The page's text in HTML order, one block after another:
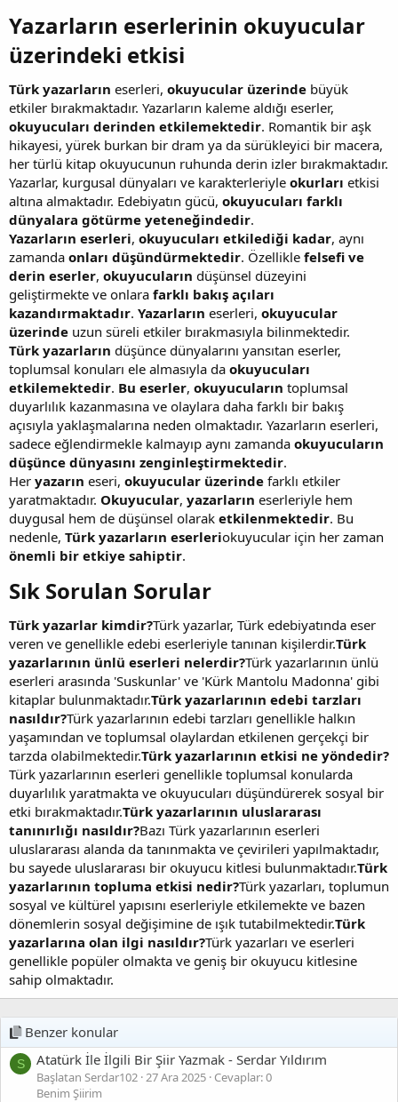
Yazarların eserlerinin okuyucular
üzerindeki etkisi​
Türk yazarların eserleri, okuyucular üzerinde büyük
etkiler bırakmaktadır. Yazarların kaleme aldığı eserler,
okuyucuları derinden etkilemektedir. Romantik bir aşk
hikayesi, yürek burkan bir dram ya da sürükleyici bir macera,
her türlü kitap okuyucunun ruhunda derin izler bırakmaktadır.
Yazarlar, kurgusal dünyaları ve karakterleriyle okurları etkisi
altına almaktadır. Edebiyatın gücü, okuyucuları farklı
dünyalara götürme yeteneğindedir.
Yazarların eserleri, okuyucuları etkilediği kadar, aynı
zamanda onları düşündürmektedir. Özellikle felsefi ve
derin eserler, okuyucuların düşünsel düzeyini
geliştirmekte ve onlara farklı bakış açıları
kazandırmaktadır. Yazarların eserleri, okuyucular
üzerinde uzun süreli etkiler bırakmasıyla bilinmektedir.
Türk yazarların düşünce dünyalarını yansıtan eserler,
toplumsal konuları ele almasıyla da okuyucuları
etkilemektedir. Bu eserler, okuyucuların toplumsal
duyarlılık kazanmasına ve olaylara daha farklı bir bakış
açısıyla yaklaşmalarına neden olmaktadır. Yazarların eserleri,
sadece eğlendirmekle kalmayıp aynı zamanda okuyucuların
düşünce dünyasını zenginleştirmektedir.
Her yazarın eseri, okuyucular üzerinde farklı etkiler
yaratmaktadır. Okuyucular, yazarların eserleriyle hem
duygusal hem de düşünsel olarak etkilenmektedir. Bu
nedenle, Türk yazarların eserleriokuyucular için her zaman
önemli bir etkiye sahiptir.
Sık Sorulan Sorular​
Türk yazarlar kimdir?Türk yazarlar, Türk edebiyatında eser
veren ve genellikle edebi eserleriyle tanınan kişilerdir.Türk
yazarlarının ünlü eserleri nelerdir?Türk yazarlarının ünlü
eserleri arasında 'Suskunlar' ve 'Kürk Mantolu Madonna' gibi
kitaplar bulunmaktadır.Türk yazarlarının edebi tarzları
nasıldır?Türk yazarlarının edebi tarzları genellikle halkın
yaşamından ve toplumsal olaylardan etkilenen gerçekçi bir
tarzda olabilmektedir.Türk yazarlarının etkisi ne yöndedir?
Türk yazarlarının eserleri genellikle toplumsal konularda
duyarlılık yaratmakta ve okuyucuları düşündürerek sosyal bir
etki bırakmaktadır.Türk yazarlarının uluslararası
tanınırlığı nasıldır?Bazı Türk yazarlarının eserleri
uluslararası alanda da tanınmakta ve çevirileri yapılmaktadır,
bu sayede uluslararası bir okuyucu kitlesi bulunmaktadır.Türk
yazarlarının topluma etkisi nedir?Türk yazarları, toplumun
sosyal ve kültürel yapısını eserleriyle etkilemekte ve bazen
dönemlerin sosyal değişimine de ışık tutabilmektedir.Türk
yazarlarına olan ilgi nasıldır?Türk yazarları ve eserleri
genellikle popüler olmakta ve geniş bir okuyucu kitlesine
sahip olmaktadır.
Benzer konular
S Atatürk İle İlgili Bir Şiir Yazmak - Serdar Yıldırım
Başlatan Serdar102 27 Ara 2025 Cevaplar: 0
Benim Şiirim